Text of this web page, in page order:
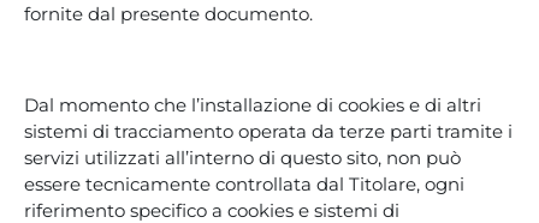
fornite dal presente documento.
Dal momento che l’installazione di cookies e di altri
sistemi di tracciamento operata da terze parti tramite i
servizi utilizzati all’interno di questo sito, non può
essere tecnicamente controllata dal Titolare, ogni
riferimento specifico a cookies e sistemi di